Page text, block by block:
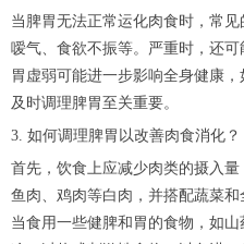
当脾胃无法正常运化肉食时，常见
嗳气、食欲不振等。严重时，还
胃虚弱可能进一步影响全身健康
及时调理脾胃至关重要。
3. 如何调理脾胃以改善肉食消化？
首先，饮食上应减少肉类的摄入
鱼肉、鸡肉等白肉，并搭配蔬菜
当食用一些健脾和胃的食物，如